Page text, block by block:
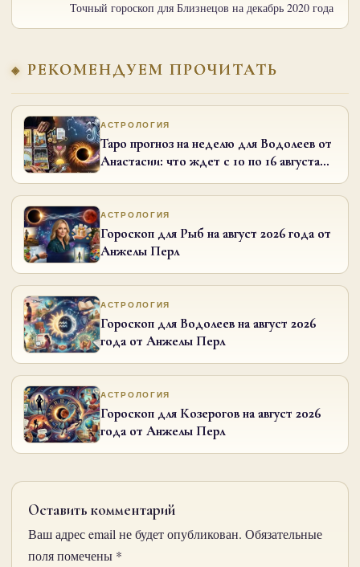
Точный гороскоп для Близнецов на декабрь 2020 года
РЕКОМЕНДУЕМ ПРОЧИТАТЬ
АСТРОЛОГИЯ
Таро прогноз на неделю для Водолеев от
Анастасии: что ждет с 10 по 16 августа
2026 года
АСТРОЛОГИЯ
Гороскоп для Рыб на август 2026 года от
Анжелы Перл
АСТРОЛОГИЯ
Гороскоп для Водолеев на август 2026
года от Анжелы Перл
АСТРОЛОГИЯ
Гороскоп для Козерогов на август 2026
года от Анжелы Перл
Оставить комментарий
Ваш адрес email не будет опубликован. Обязательные
поля помечены *